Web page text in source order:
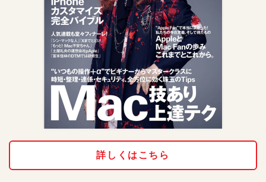
詳しくはこちら